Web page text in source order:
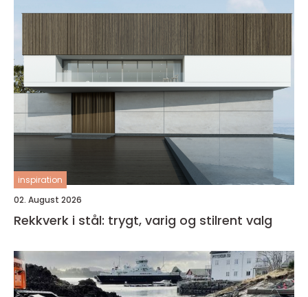
inspiration
02. August 2026
Rekkverk i stål: trygt, varig og stilrent valg